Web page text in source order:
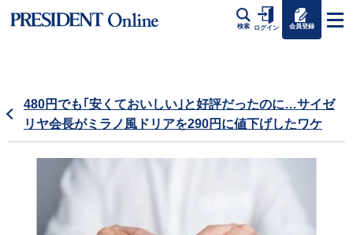
検索 ログイン 会員登録
480円でも｢安くておいしい｣と好評だったのに…サイゼ
リヤ会長がミラノ風ドリアを290円に値下げしたワケ